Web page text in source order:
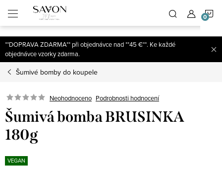
Přejít
na
obsah
**DOPRAVA ZDARMA** při objednávce nad **45 €**. Ke každé
objednávce vzorky zdarma.
Šumivé bomby do koupele
Neohodnoceno Podrobnosti hodnocení
Šumivá bomba BRUSINKA
180g
VEGAN